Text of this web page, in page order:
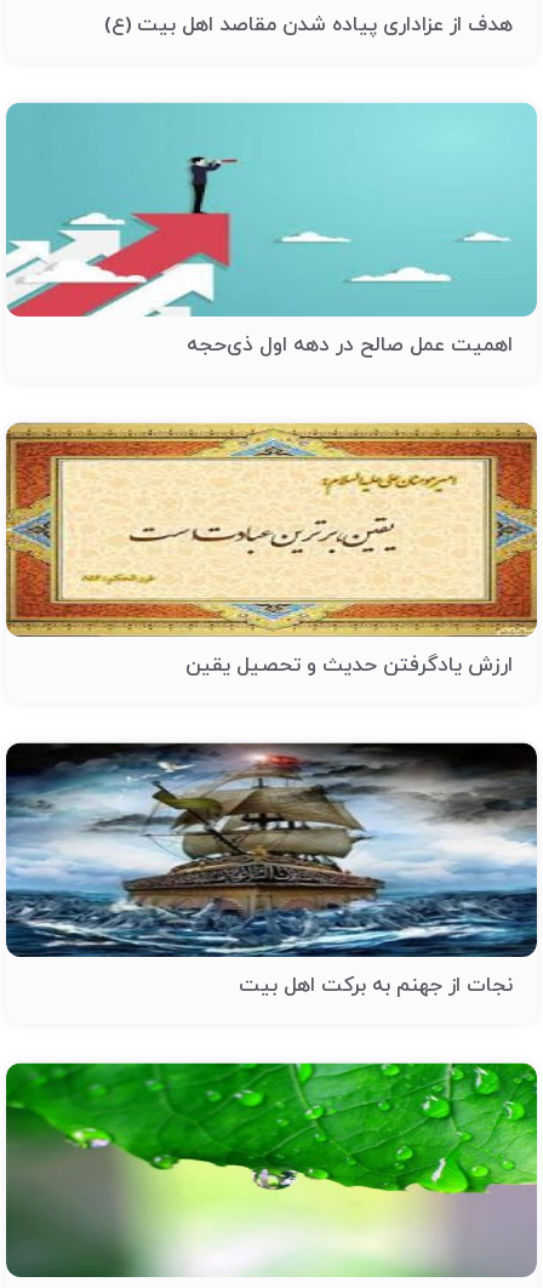
هدف از عزاداری پیاده شدن مقاصد اهل بیت (ع)
اهمیت عمل صالح در دهه‌ اول ذی‌حجه
ارزش یادگرفتن حدیث و تحصیل یقین
نجات از جهنم به برکت اهل بیت